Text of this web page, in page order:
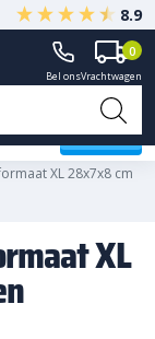
A-kwaliteit
8.9
Bel onsVrachtwagen
0
XL 28x7x8 cm
XL
XL